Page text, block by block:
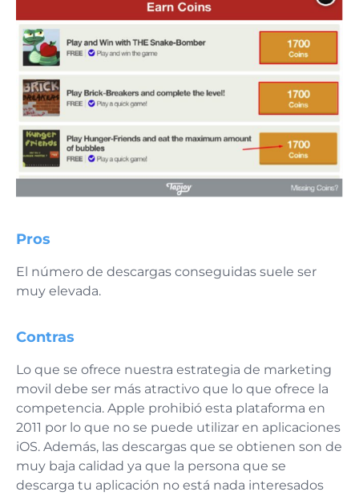
Pros
El número de descargas conseguidas suele ser
muy elevada.
Contras
Lo que se ofrece nuestra estrategia de marketing
movil debe ser más atractivo que lo que ofrece la
competencia. Apple prohibió esta plataforma en
2011 por lo que no se puede utilizar en aplicaciones
iOS. Además, las descargas que se obtienen son de
muy baja calidad ya que la persona que se
descarga tu aplicación no está nada interesados